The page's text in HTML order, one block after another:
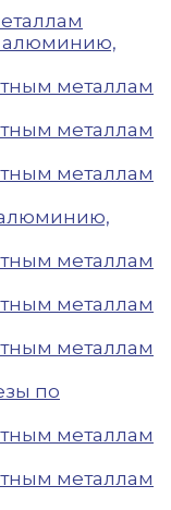
алюминию,
металлам
металлам
металлам
металлам
металлам
металлам
по
металлам
металлам